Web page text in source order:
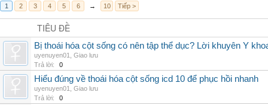
1 2 3 4 5 6 → 10 Tiếp >
TIÊU ĐỀ
Bị thoái hóa cột sống có nên tập thể dục? Lời khuyên Y
uyenuyen01
Giao lưu
Trả lời:
0
Hiểu đúng về thoái hóa cột sống icd 10 để phục hồi nhanh
uyenuyen01
Giao lưu
Trả lời:
0